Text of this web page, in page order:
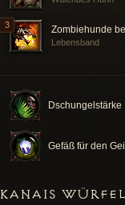
Zombiehunde
Lebensband
Dschungelstärke
Gefäß für den
KANAIS